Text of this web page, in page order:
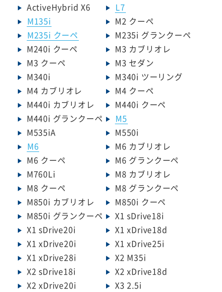
ActiveHybrid X6
L7
M135i
M2 クーペ
M235i クーペ
M235i グランクーペ
M240i クーペ
M3 カブリオレ
M3 クーペ
M3 セダン
M340i
M340i ツーリング
M4 カブリオレ
M4 クーペ
M440i カブリオレ
M440i クーペ
M440i グランクーペ
M5
M535iA
M550i
M6
M6 カブリオレ
M6 クーペ
M6 グランクーペ
M760Li
M8 カブリオレ
M8 クーペ
M8 グランクーペ
M850i カブリオレ
M850i クーペ
M850i グランクーペ
X1 sDrive18i
X1 sDrive20i
X1 xDrive18d
X1 xDrive20i
X1 xDrive25i
X1 xDrive28i
X2 M35i
X2 sDrive18i
X2 xDrive18d
X2 xDrive20i
X3 2.5i